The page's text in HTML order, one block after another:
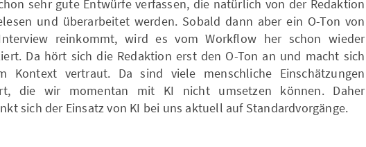
sehr gute Entwürfe verfassen, die natürlich von der Redaktion
und überarbeitet werden. Sobald dann aber ein O-Ton von
reinkommt, wird es vom Workflow her schon wieder
Da hört sich die Redaktion erst den O-Ton an und macht sich
Kontext vertraut. Da sind viele menschliche Einschätzungen
die wir momentan mit KI nicht umsetzen können. Daher
sich der Einsatz von KI bei uns aktuell auf Standardvorgänge.